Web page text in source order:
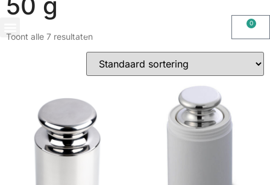
0
Toont alle 7 resultaten